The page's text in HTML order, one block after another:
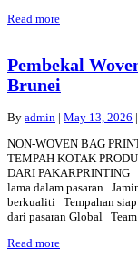
Read more
Pembekal
Brunei
By admin | May 13, 2026 |
NON-WOVEN BAG
TEMPAH KOTAK
DARI PAKARPRINTING
lama dalam pasaran
berkualiti Tempahan
dari pasaran Global
Read more